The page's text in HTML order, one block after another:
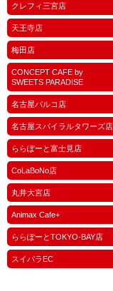
クレフィ三宮店
天王寺店
梅田店
CONCEPT CAFE by
SWEETS PARADISE
名古屋パルコ店
名古屋スパイラルタワーズ店
ららぽーと富士見店
CoLaBoNo店
丸井大宮店
Animax Cafe+
ららぽーとTOKYO-BAY店
スイパラEC